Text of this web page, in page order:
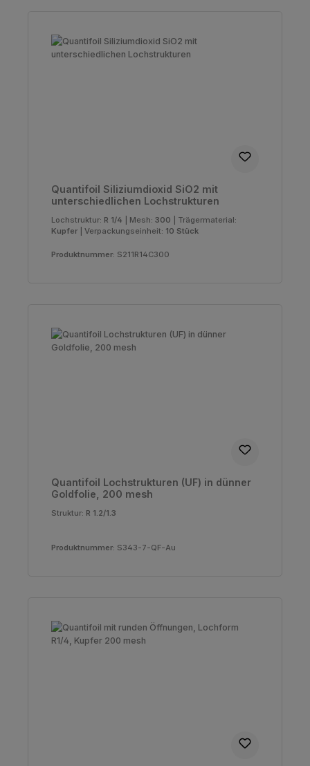
Quantifoil Siliziumdioxid SiO2 mit
unterschiedlichen Lochstrukturen
Lochstruktur: R 1/4 Mesh: 300
Trägermaterial:
Kupfer
Verpackungseinheit: 10 Stück
Produktnummer: S211R14C300
Quantifoil Lochstrukturen (UF) in dünner
Goldfolie, 200 mesh
Struktur: R 1.2/1.3
Produktnummer: S343-7-QF-Au